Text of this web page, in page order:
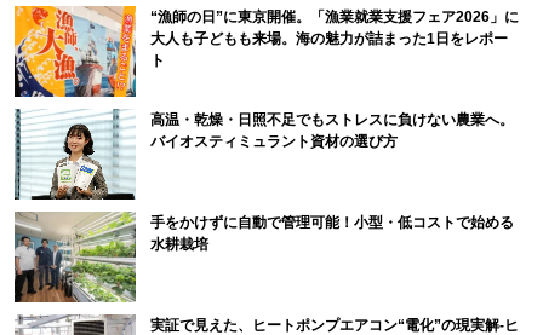
“漁師の日”に東京開催。「漁業就業支援フェア2026」に
大人も子どもも来場。海の魅力が詰まった1日をレポー
ト
高温・乾燥・日照不足でもストレスに負けない農業へ。
バイオスティミュラント資材の選び方
手をかけずに自動で管理可能！小型・低コストで始める
水耕栽培
実証で見えた、ヒートポンプエアコン“電化”の現実解-ヒ